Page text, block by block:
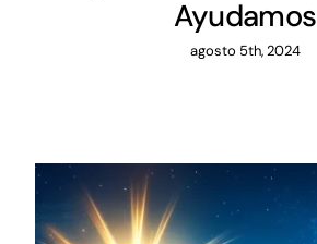
Ayudamos
agosto 5th, 2024